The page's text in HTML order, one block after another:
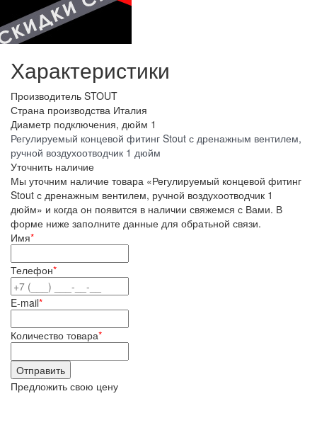
Характеристики
Производитель STOUT
Страна производства Италия
Диаметр подключения, дюйм 1
Регулируемый концевой фитинг Stout с дренажным вентилем,
ручной воздухоотводчик 1 дюйм
Уточнить наличие
Мы уточним наличие товара «Регулируемый концевой фитинг
Stout с дренажным вентилем, ручной воздухоотводчик 1
дюйм» и когда он появится в наличии свяжемся с Вами. В
форме ниже заполните данные для обратьной связи.
Имя*
Телефон*
E-mail*
Количество товара*
Предложить свою цену